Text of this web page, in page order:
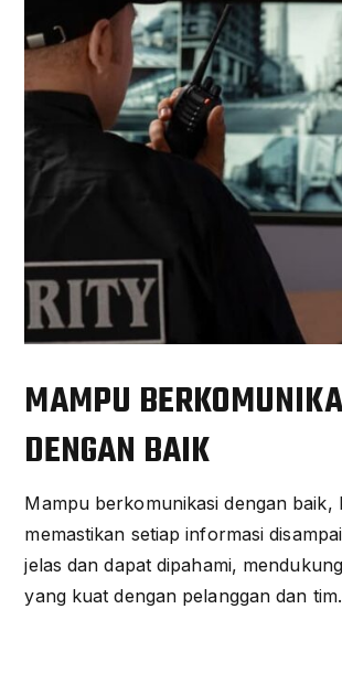
MAMPU
DENGAN BAIK
Mampu berkomunikasi dengan baik,
memastikan setiap informasi
jelas dan dapat dipahami,
yang kuat dengan pelanggan dan tim.